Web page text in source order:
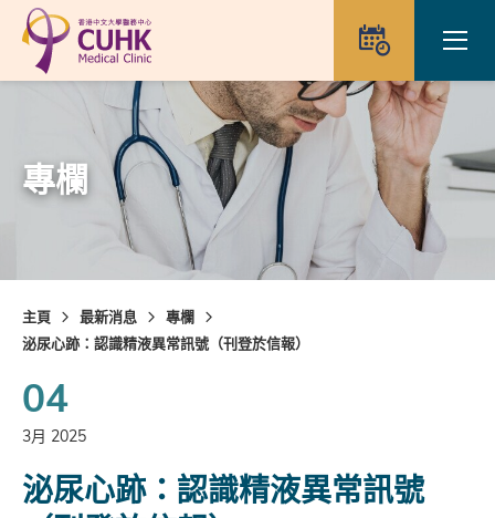
Skip to main content
預約
專欄
主頁 最新消息
專欄
泌尿心跡：認識精液異常訊號（刊登於信報）
04
3月 2025
泌尿心跡：認識精液異常訊號